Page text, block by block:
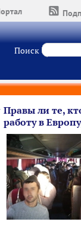
Поиск
Правы ли те,
работу в